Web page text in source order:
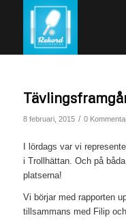
8 februari, 2015 / 0
I lördags var vi
i Trollhättan. Och på
platserna!
Vi börjar med rapporten
tillsammans med Filip